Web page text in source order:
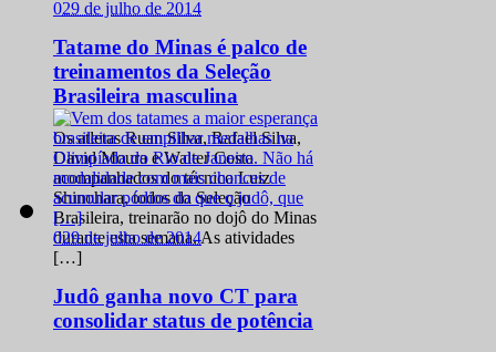
029 de julho de 2014
Tatame do Minas é palco de
treinamentos da Seleção
Brasileira masculina
Os atletas Ruan Silva, Rafael Silva,
David Moura e Walter Costa
acompanhados do técnico Luiz
Shinohara, todos da Seleção
Brasileira, treinarão no dojô do Minas
durante esta semana. As atividades
[…]
029 de julho de 2014
Judô ganha novo CT para
consolidar status de potência